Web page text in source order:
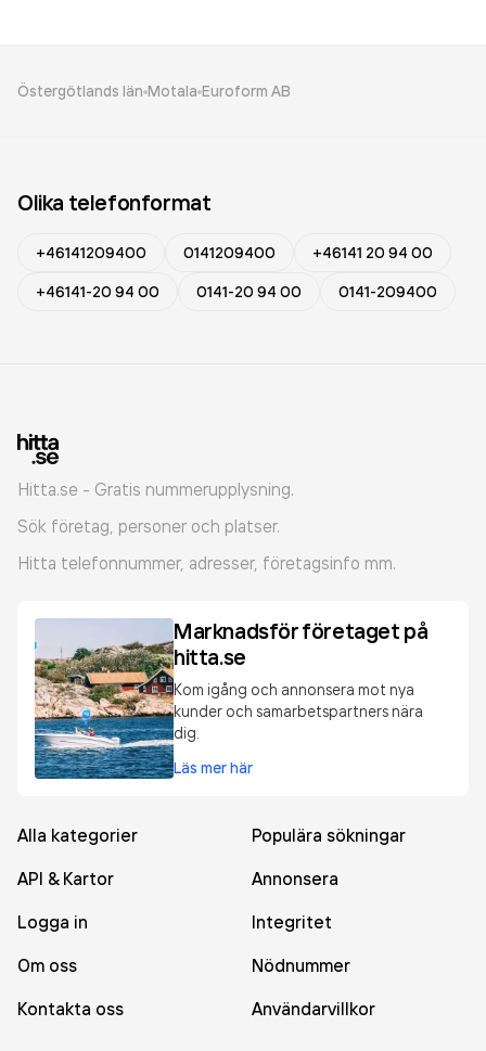
Östergötlands län Motala Euroform AB
Olika telefonformat
+46141209400 0141209400
+46141 20 94 00
+46141-20 94 00
0141-20 94 00 0141-209400
Hitta.se - Gratis nummerupplysning.
Sök företag, personer och platser.
Hitta telefonnummer, adresser, företagsinfo mm.
Marknadsför företaget på
hitta.se
Kom igång och annonsera mot nya
kunder och samarbetspartners nära
dig.
Läs mer här
Alla kategorier
Populära sökningar
API & Kartor
Annonsera
Logga in
Integritet
Om oss
Nödnummer
Kontakta oss
Användarvillkor